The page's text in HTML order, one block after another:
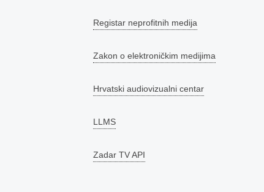
Registar neprofitnih medija
Zakon o elektroničkim medijima
Hrvatski audiovizualni centar
LLMS
Zadar TV API